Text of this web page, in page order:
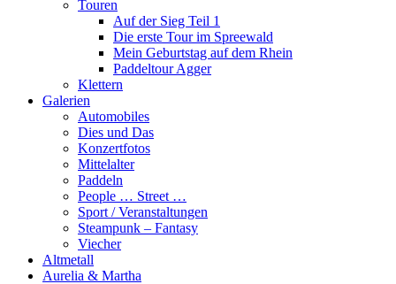
Touren
Auf der Sieg Teil 1
Die erste Tour im Spreewald
Mein Geburtstag auf dem Rhein
Paddeltour Agger
Klettern
Galerien
Automobiles
Dies und Das
Konzertfotos
Mittelalter
Paddeln
People … Street …
Sport / Veranstaltungen
Steampunk – Fantasy
Viecher
Altmetall
Aurelia & Martha